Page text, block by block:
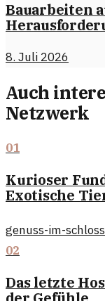
Bauarbeiten
8. Juli 2026
Auch
Netzwerk
01
Kurioser
Exotische
genuss-im-
02
Das letzte